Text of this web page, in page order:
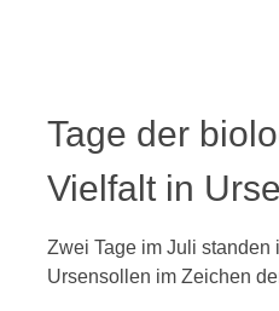
Tage der
Vielfalt in
Zwei Tage im Juli standen
Ursensollen im Zeichen